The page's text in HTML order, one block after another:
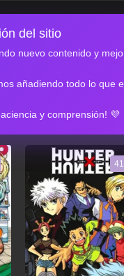
del sitio
nuevo contenido y
añadiendo todo lo que
y comprensión! 💜